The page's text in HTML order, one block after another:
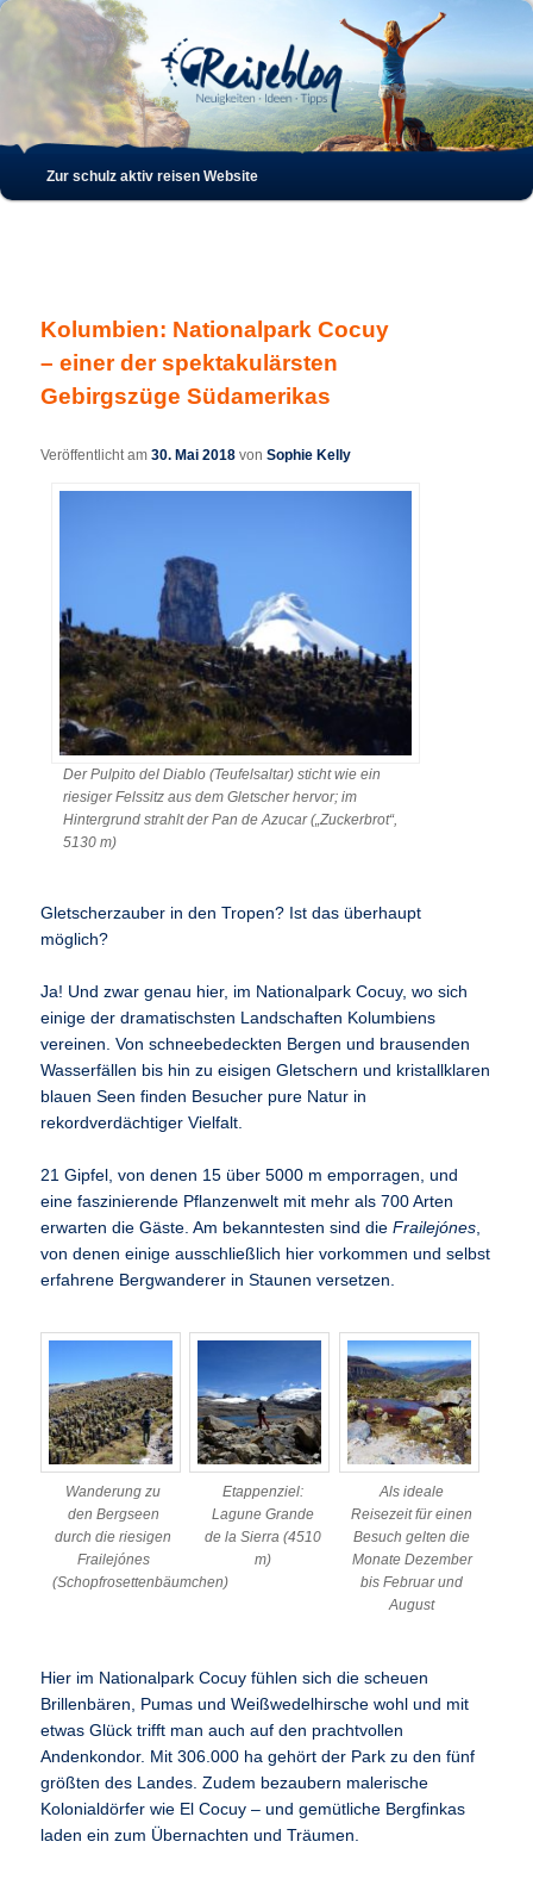
Hauptmenü
Zum
Zum
wechseln
Zur schulz aktiv reisen Website
Kolumbien: Nationalpark Cocuy
– einer der spektakulärsten
Gebirgszüge Südamerikas
Veröffentlicht am30. Mai 2018 vonSophie Kelly
Der Pulpito del Diablo (Teufelsaltar) sticht wie ein
riesiger Felssitz aus dem Gletscher hervor; im
Hintergrund strahlt der Pan de Azucar („Zuckerbrot“,
5130 m)
Gletscherzauber in den Tropen? Ist das überhaupt
möglich?
Ja! Und zwar genau hier, im Nationalpark Cocuy, wo sich
einige der dramatischsten Landschaften Kolumbiens
vereinen. Von schneebedeckten Bergen und brausenden
Wasserfällen bis hin zu eisigen Gletschern und kristallklaren
blauen Seen finden Besucher pure Natur in
rekordverdächtiger Vielfalt.
21 Gipfel, von denen 15 über 5000 m emporragen, und
eine faszinierende Pflanzenwelt mit mehr als 700 Arten
erwarten die Gäste. Am bekanntesten sind dieFrailejónes
von denen einige ausschließlich hier vorkommen und selbst
erfahrene Bergwanderer in Staunen versetzen.
Wanderung zu
den Bergseen
durch die riesigen
Frailejónes
(Schopfrosettenbäumchen)
Etappenziel:
Lagune Grande
de la Sierra (4510
m)
Als ideale
Reisezeit für einen
Besuch gelten die
Monate Dezember
bis Februar und
August
Hier im Nationalpark Cocuy fühlen sich die scheuen
Brillenbären, Pumas und Weißwedelhirsche wohl und mit
etwas Glück trifft man auch auf den prachtvollen
Andenkondor. Mit 306.000 ha gehört der Park zu den fünf
größten des Landes. Zudem bezaubern malerische
Kolonialdörfer wie El Cocuy – und gemütliche Bergfinkas
laden ein zum Übernachten und Träumen.